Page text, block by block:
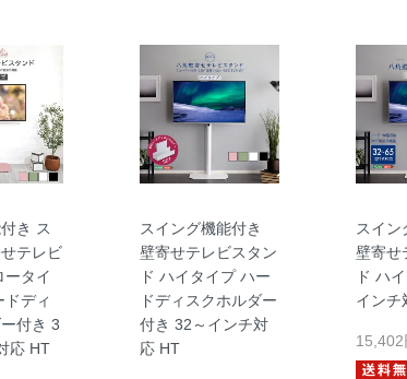
き ス
テレビ
ータイ
ドディ
付き 3
応 HT
スイング機能付き
壁寄せテレビスタン
ド ハイタイプ ハー
ドディスクホルダー
付き 32～インチ対
応 HT
スイン
壁寄せ
ド ハ
インチ